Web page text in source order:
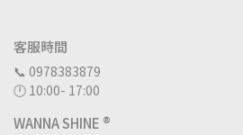
客服時間
📞 0978383879
🕛 10:00- 17:00
WANNA SHINE ®